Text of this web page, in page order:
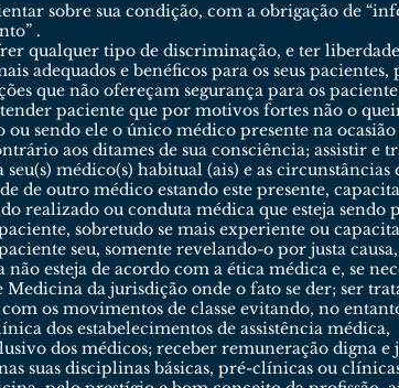
sobre sua condição, com a obrigação de
.
qualquer tipo de discriminação, e ter
adequados e benéficos para os seus pacientes,
que não ofereçam segurança para os
paciente que por motivos fortes não o
ou sendo ele o único médico presente na
aos ditames de sua consciência; assistir e
médico(s) habitual (ais) e as circunstâncias
de outro médico estando este presente,
realizado ou conduta médica que esteja sendo
sobretudo se mais experiente ou
seu, somente revelando-o por justa
esteja de acordo com a ética médica e, se
da jurisdição onde o fato se der; ser
os movimentos de classe evitando, no
dos estabelecimentos de assistência médica,
dos médicos; receber remuneração digna e
suas disciplinas básicas, pré-clínicas ou